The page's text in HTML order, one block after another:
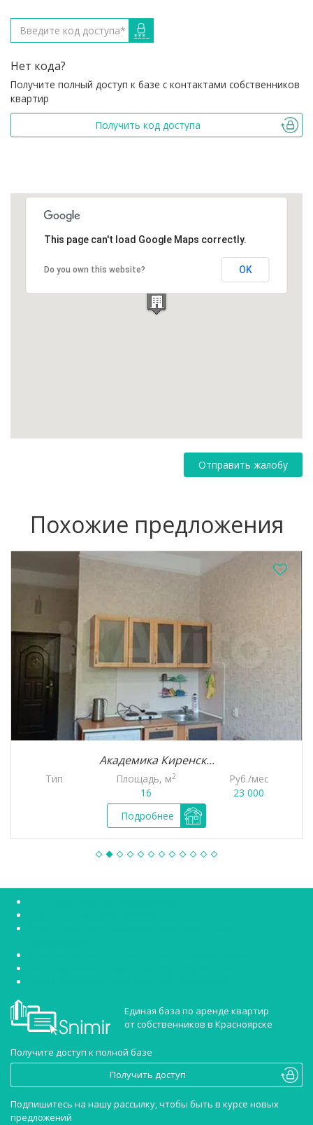
Нет кода?
Получите полный доступ к базе с контактами собственников
квартир
Получить код доступа
This page can't load Google Maps correctly.
Do you own this website? OK
Отправить жалобу
Похожие предложения
Киренск...
Площадь, м
Руб./мес
23 000
Тип
Единая база по аренде квартир
от собственников в Красноярске
Получите доступ к полной базе
Получить доступ
Подпишитесь на нашу рассылку, чтобы быть в курсе новых
предложений